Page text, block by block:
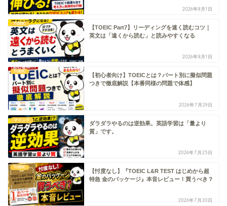
2026年8月1日
TOEIC
【TOEIC Part7】リーディングを速く読むコツ｜
英文は「遠くから読む」と読みやすくなる
2026年8月1日
TOEIC
【初心者向け】TOEICとは？パート別に擬似問題
つきで徹底解説【本番同様の問題で体感】
2026年7月29日
マインド
ダラダラやるのは逆効果。英語学習は「量より
質」です。
2026年7月25日
TOEIC
【忖度なし】『TOEIC L&R TEST はじめから超
特急 金のパッケージ』本音レビュー！買うべき？
2026年7月20日